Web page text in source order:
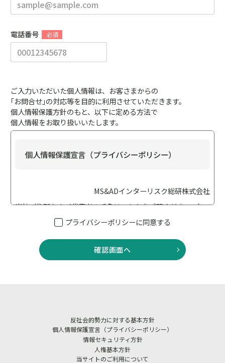
電話番号
ご入力いただいた個人情報は、お客さまからの
｢お問合せ｣の対応等を目的に利用させていただきます。
個人情報保護方針のもと、以下に定める方法で
個人情報をお取り扱いいたします。
個人情報保護宣言（プライバシーポリシー）
MS&ADインターリスク総研株式会社
当社（住所および代表者の氏名はこちらをご覧ください。）
は、個人情報保護の重要性に鑑み、「個人情報保護に関する
における特定の個人を識別するための番号の利用等に関する
法律（以下「番号法」といいます）」、その他の法令・ガイ
ます。 また、当社における個人情報の取扱いおよび安全管理
に係る適切な措置については、適宜見直しを行い、改善いた
プライバシーポリシーに同意する
確認画面へ
反社会的勢力に対する基本方針
個人情報保護宣言（プライバシーポリシー）
情報セキュリティ方針
人権基本方針
当サイトのご利用について